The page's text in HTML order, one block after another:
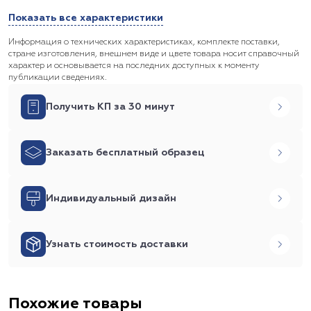
Показать все характеристики
Информация о технических характеристиках, комплекте поставки,
стране изготовления, внешнем виде и цвете товара носит справочный
характер и основывается на последних доступных к моменту
публикации сведениях.
Получить КП за 30 минут
Заказать бесплатный образец
Индивидуальный дизайн
Узнать стоимость доставки
Похожие товары